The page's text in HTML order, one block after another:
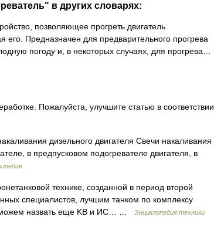
в других словарях:
позволяющее прогреть двигатель
его. Предназначен для предварительного прогрева
погоду и, в некоторых случаях, для прогрева…
Пожалуйста, улучшите статью в соответствии
дизельного двигателя Свечи накаливания
в предпусковом подогревателе двигателя, в
технике, созданной в период второй
специалистов, лучшим танком по комплексу
можем назвать еще KB и ИС… …
Энциклопедия техники